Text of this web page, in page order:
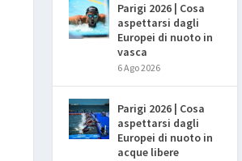
Parigi 2026 | Cosa
aspettarsi dagli
Europei di nuoto in
vasca
6 Ago 2026
Parigi 2026 | Cosa
aspettarsi dagli
Europei di nuoto in
acque libere